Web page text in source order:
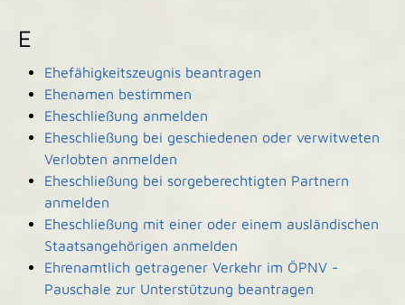
E
Ehefähigkeitszeugnis beantragen
Ehenamen bestimmen
Eheschließung anmelden
Eheschließung bei geschiedenen oder verwitweten
Verlobten anmelden
Eheschließung bei sorgeberechtigten Partnern
anmelden
Eheschließung mit einer oder einem ausländischen
Staatsangehörigen anmelden
Ehrenamtlich getragener Verkehr im ÖPNV -
Pauschale zur Unterstützung beantragen